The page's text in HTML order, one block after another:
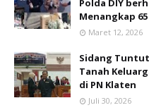
Menangkap
Maret 12, 2026
Sidang
Tanah
di PN Klaten
Juli 30, 2026